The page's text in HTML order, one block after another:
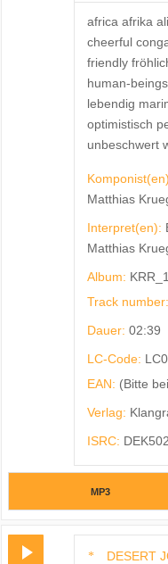
africa afrika
cheerful
friendly
human-
lebendig
optimistisch
unbeschwert
Matthias
Interpret(en):
Matthias
Album:
Track number:
Dauer: 02:39
LC-Code:
EAN: (Bitte
Verlag:
ISRC:
MP3
DESERT